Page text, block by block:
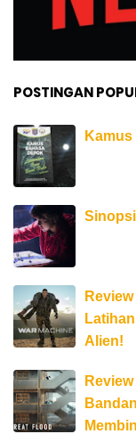
POSTINGAN
Alien!